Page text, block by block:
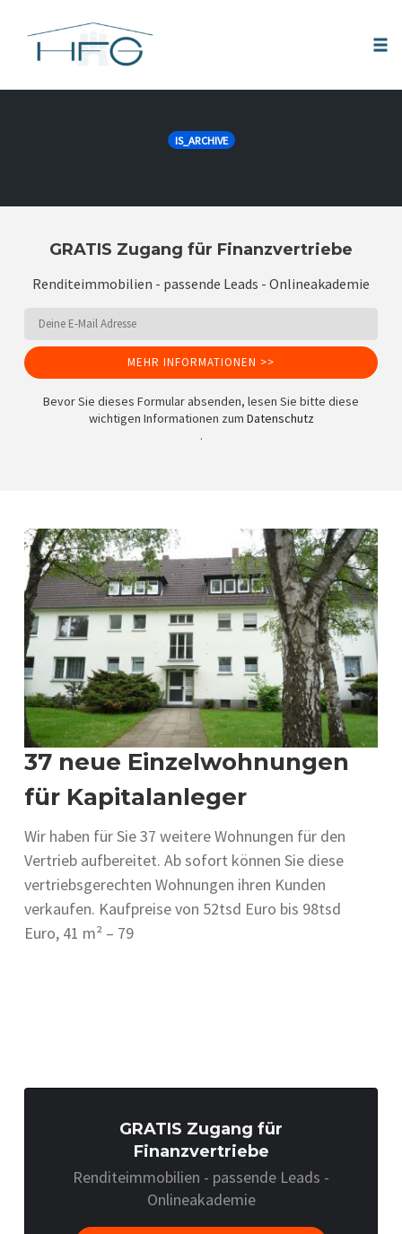
IS_ARCHIVE
GRATIS Zugang für Finanzvertriebe
Renditeimmobilien - passende Leads - Onlineakademie
MEHR INFORMATIONEN >>
Bevor Sie dieses Formular absenden, lesen Sie bitte diese
wichtigen Informationen zum Datenschutz
.
37 neue Einzelwohnungen
für Kapitalanleger
Wir haben für Sie 37 weitere Wohnungen für den
Vertrieb aufbereitet. Ab sofort können Sie diese
vertriebsgerechten Wohnungen ihren Kunden
verkaufen. Kaufpreise von 52tsd Euro bis 98tsd
Euro, 41 m² – 79
GRATIS Zugang für
Finanzvertriebe
Renditeimmobilien - passende Leads -
Onlineakademie